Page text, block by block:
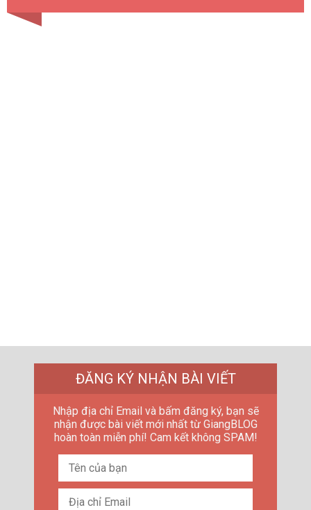
ĐĂNG KÝ NHẬN BÀI VIẾT
Nhập địa chỉ Email và bấm đăng ký, bạn sẽ
nhận được bài viết mới nhất từ GiangBLOG
hoàn toàn miễn phí! Cam kết không SPAM!